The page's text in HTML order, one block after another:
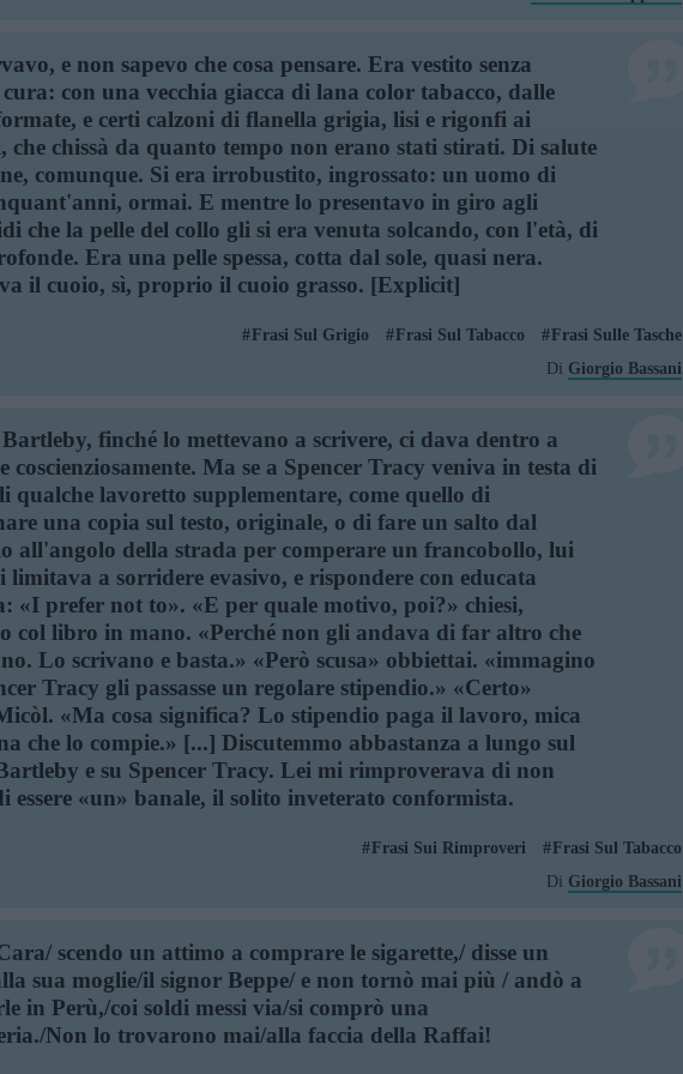
e non sapevo che cosa pensare. Era vestito senza
cura: con una vecchia giacca di lana color tabacco, dalle
e certi calzoni di flanella grigia, lisi e rigonfi ai
che chissà da quanto tempo non erano stati stirati. Di salute
comunque. Si era irrobustito, ingrossato: un uomo di
ormai. E mentre lo presentavo in giro agli
che la pelle del collo gli si era venuta solcando, con l'età, di
Era una pelle spessa, cotta dal sole, quasi nera.
il cuoio, sì, proprio il cuoio grasso. [Explicit]
Frasi Sul Grigio Frasi Sul Tabacco
Frasi Sulle Tasche
Di Giorgio Bassani
finché lo mettevano a scrivere, ci dava dentro a
coscienziosamente. Ma se a Spencer Tracy veniva in testa di
qualche lavoretto supplementare, come quello di
una copia sul testo, originale, o di fare un salto dal
all'angolo della strada per comperare un francobollo, lui
limitava a sorridere evasivo, e rispondere con educata
«I prefer not to». «E per quale motivo, poi?» chiesi,
col libro in mano. «Perché non gli andava di far altro che
Lo scrivano e basta.» «Però scusa» obbiettai. «immagino
Tracy gli passasse un regolare stipendio.» «Certo»
«Ma cosa significa? Lo stipendio paga il lavoro, mica
che lo compie.» [...] Discutemmo abbastanza a lungo sul
e su Spencer Tracy. Lei mi rimproverava di non
essere «un» banale, il solito inveterato conformista.
Frasi Sui Rimproveri
Frasi Sul Tabacco
Di Giorgio Bassani
scendo un attimo a comprare le sigarette,/ disse un
sua moglie/il signor Beppe/ e non tornò mai più / andò a
in Perù,/coi soldi messi via/si comprò una
Non lo trovarono mai/alla faccia della Raffai!